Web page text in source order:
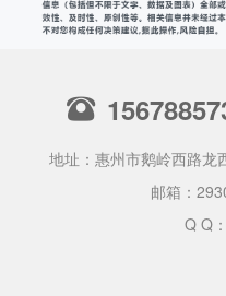
地址：惠州市鹅岭西路龙
邮箱：
Q Q